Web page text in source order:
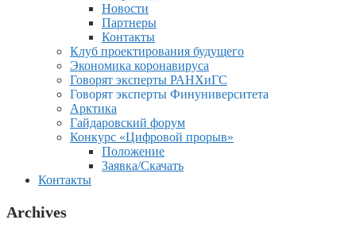
Новости
Партнеры
Контакты
Клуб проектирования будущего
Экономика коронавируса
Говорят эксперты РАНХиГС
Говорят эксперты Финуниверситета
Арктика
Гайдаровский форум
Конкурс «Цифровой прорыв»
Положение
Заявка/Скачать
Контакты
Archives